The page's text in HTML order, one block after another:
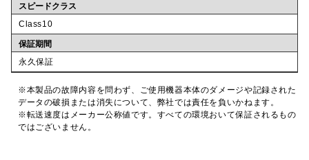
スピードクラス
Class10
保証期間
永久保証
※本製品の故障内容を問わず、ご使用機器本体のダメージや記録された
データの破損または消失について、弊社では責任を負いかねます。
※転送速度はメーカー公称値です。すべての環境おいて保証されるもの
ではございません。